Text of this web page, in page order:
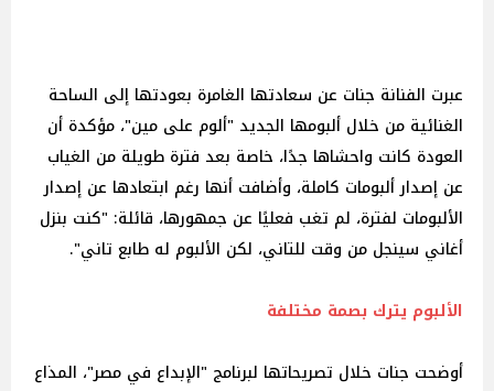
عبرت الفنانة جنات عن سعادتها الغامرة بعودتها إلى الساحة
الغنائية من خلال ألبومها الجديد "ألوم على مين"، مؤكدة أن
العودة كانت واحشاها جدًا، خاصة بعد فترة طويلة من الغياب
عن إصدار ألبومات كاملة، وأضافت أنها رغم ابتعادها عن إصدار
الألبومات لفترة، لم تغب فعليًا عن جمهورها، قائلة: "كنت بنزل
أغاني سينجل من وقت للتاني، لكن الألبوم له طابع تاني".
الألبوم يترك بصمة مختلفة
أوضحت جنات خلال تصريحاتها لبرنامج "الإبداع في مصر"، المذاع